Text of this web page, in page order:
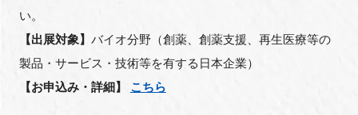
い。
【出展対象】 バイオ分野（創薬、創薬支援、再生医療等の
製品・サービス・技術等を有する日本企業）
【お申込み・詳細】 こちら